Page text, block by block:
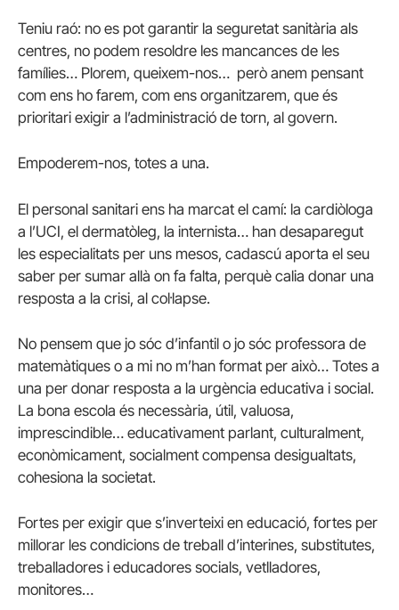
Teniu raó: no es pot garantir la seguretat sanitària als
centres, no podem resoldre les mancances de les
famílies… Plorem, queixem-nos… però anem pensant
com ens ho farem, com ens organitzarem, que és
prioritari exigir a l’administració de torn, al govern.
Empoderem-nos, totes a una.
El personal sanitari ens ha marcat el camí: la cardiòloga
a l’UCI, el dermatòleg, la internista… han desaparegut
les especialitats per uns mesos, cadascú aporta el seu
saber per sumar allà on fa falta, perquè calia donar una
resposta a la crisi, al col·lapse.
No pensem que jo sóc d’infantil o jo sóc professora de
matemàtiques o a mi no m’han format per això… Totes a
una per donar resposta a la urgència educativa i social.
La bona escola és necessària, útil, valuosa,
imprescindible… educativament parlant, culturalment,
econòmicament, socialment compensa desigualtats,
cohesiona la societat.
Fortes per exigir que s’inverteixi en educació, fortes per
millorar les condicions de treball d’interines, substitutes,
treballadores i educadores socials, vetlladores,
monitores…